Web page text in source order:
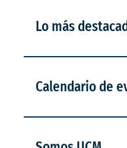
Lo más
Calendario de